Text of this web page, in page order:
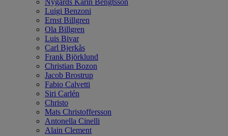
Luigi Benzoni
Ernst Billgren
Ola Billgren
Luis Bivar
Carl Bjerkås
Frank Björklund
Christian Bozon
Jacob Brostrup
Fabio Calvetti
Siri Carlén
Christo
Mats Christoffersson
Antonella Cinelli
Alain Clement